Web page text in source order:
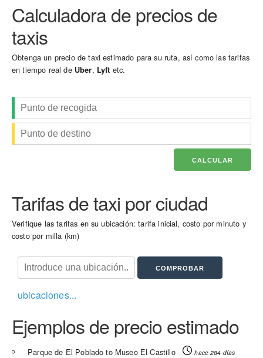
Calculadora de precios de
taxis
Obtenga un precio de taxi estimado para su ruta, así como las tarifas
en tiempo real de Uber, Lyft etc.
Tarifas de taxi por ciudad
Verifique las tarifas en su ubicación: tarifa inicial, costo por minuto y
costo por milla (km)
ubicaciones...
Ejemplos de precio estimado
Parque de El Poblado to Museo El Castillo hace 284 días